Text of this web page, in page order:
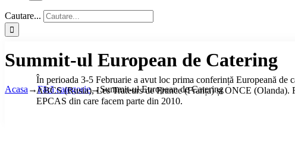
Cautare...
Summit-ul European de Catering
Acasa →Fără categorie→Summit-ul European de Catering
În perioada 3-5 Februarie a avut loc prima conferință Europeană
ABCS (Rusia), Les Trateurs de France (Franța) și ONCE (Olanda).
EPCAS din care facem parte din 2010.